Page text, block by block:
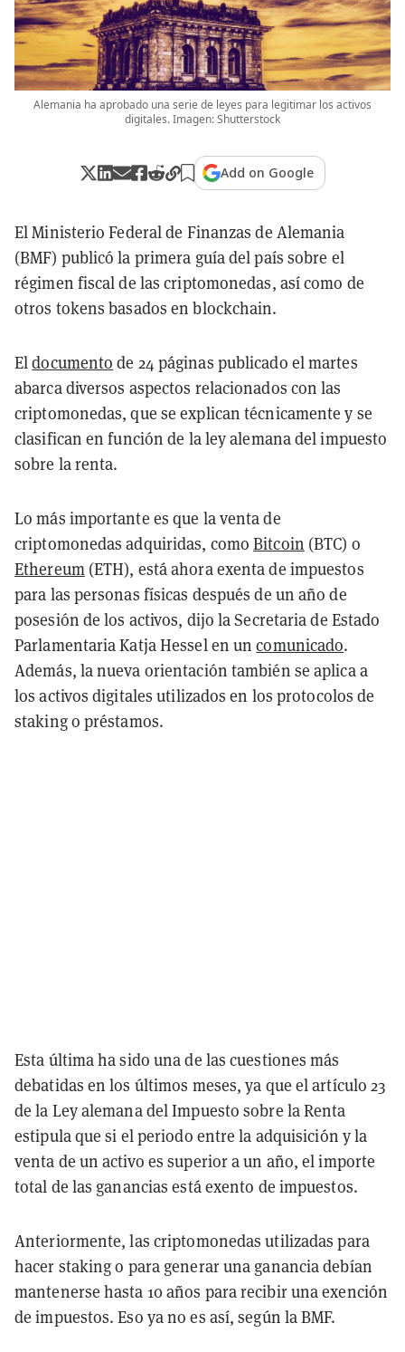
Alemania ha aprobado una serie de leyes para legitimar los activos
digitales. Imagen: Shutterstock
Add on Google
El Ministerio Federal de Finanzas de Alemania
(BMF) publicó la primera guía del país sobre el
régimen fiscal de las criptomonedas, así como de
otros tokens basados en blockchain.
Eldocumento de 24 páginas publicado el martes
abarca diversos aspectos relacionados con las
criptomonedas, que se explican técnicamente y se
clasifican en función de la ley alemana del impuesto
sobre la renta.
Lo más importante es que la venta de
criptomonedas adquiridas, comoBitcoin (BTC) o
Ethereum(ETH), está ahora exenta de impuestos
para las personas físicas después de un año de
posesión de los activos, dijo la Secretaria de Estado
Parlamentaria Katja Hessel en uncomunicado.
Además, la nueva orientación también se aplica a
los activos digitales utilizados en los protocolos de
staking o préstamos.
Esta última ha sido una de las cuestiones más
debatidas en los últimos meses, ya que el artículo 23
de la Ley alemana del Impuesto sobre la Renta
estipula que si el periodo entre la adquisición y la
venta de un activo es superior a un año, el importe
total de las ganancias está exento de impuestos.
Anteriormente, las criptomonedas utilizadas para
hacer staking o para generar una ganancia debían
mantenerse hasta 10 años para recibir una exención
de impuestos. Eso ya no es así, según la BMF.